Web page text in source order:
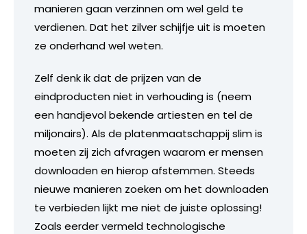
manieren gaan verzinnen om wel geld te
verdienen. Dat het zilver schijfje uit is moeten
ze onderhand wel weten.
Zelf denk ik dat de prijzen van de
eindproducten niet in verhouding is (neem
een handjevol bekende artiesten en tel de
miljonairs). Als de platenmaatschappij slim is
moeten zij zich afvragen waarom er mensen
downloaden en hierop afstemmen. Steeds
nieuwe manieren zoeken om het downloaden
te verbieden lijkt me niet de juiste oplossing!
Zoals eerder vermeld technologische